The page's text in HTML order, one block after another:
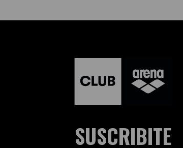
SUSCRIBITE